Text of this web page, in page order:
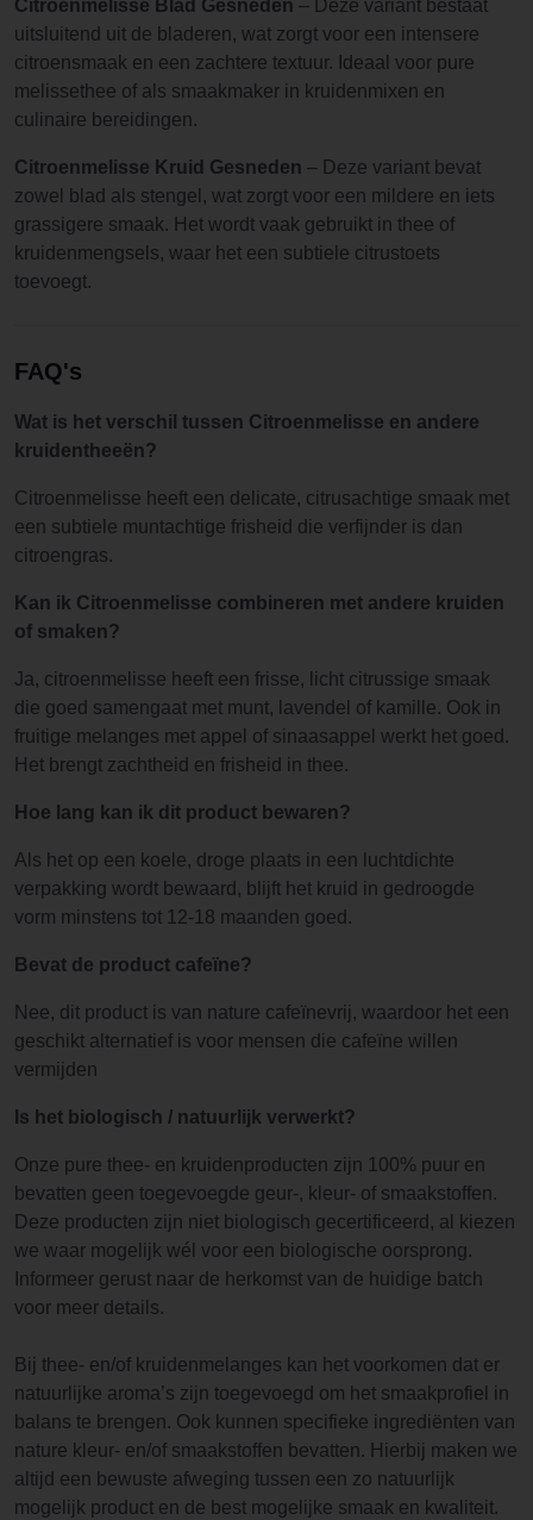
Citroenmelisse Blad Gesneden – Deze variant bestaat
uitsluitend uit de bladeren, wat zorgt voor een intensere
citroensmaak en een zachtere textuur. Ideaal voor pure
melissethee of als smaakmaker in kruidenmixen en
culinaire bereidingen.
Citroenmelisse Kruid Gesneden – Deze variant bevat
zowel blad als stengel, wat zorgt voor een mildere en iets
grassigere smaak. Het wordt vaak gebruikt in thee of
kruidenmengsels, waar het een subtiele citrustoets
toevoegt.
FAQ's
Wat is het verschil tussen Citroenmelisse en andere
kruidentheeën?
Citroenmelisse heeft een delicate, citrusachtige smaak met
een subtiele muntachtige frisheid die verfijnder is dan
citroengras.
Kan ik Citroenmelisse combineren met andere kruiden
of smaken?
Ja, citroenmelisse heeft een frisse, licht citrussige smaak
die goed samengaat met munt, lavendel of kamille. Ook in
fruitige melanges met appel of sinaasappel werkt het goed.
Het brengt zachtheid en frisheid in thee.
Hoe lang kan ik dit product bewaren?
Als het op een koele, droge plaats in een luchtdichte
verpakking wordt bewaard, blijft het kruid in gedroogde
vorm minstens tot 12-18 maanden goed.
Bevat de product cafeïne?
Nee, dit product is van nature cafeïnevrij, waardoor het een
geschikt alternatief is voor mensen die cafeïne willen
vermijden
Is het biologisch / natuurlijk verwerkt?
Onze pure thee- en kruidenproducten zijn 100% puur en
bevatten geen toegevoegde geur-, kleur- of smaakstoffen.
Deze producten zijn niet biologisch gecertificeerd, al kiezen
we waar mogelijk wél voor een biologische oorsprong.
Informeer gerust naar de herkomst van de huidige batch
voor meer details.
Bij thee- en/of kruidenmelanges kan het voorkomen dat er
natuurlijke aroma’s zijn toegevoegd om het smaakprofiel in
balans te brengen. Ook kunnen specifieke ingrediënten van
nature kleur- en/of smaakstoffen bevatten. Hierbij maken we
altijd een bewuste afweging tussen een zo natuurlijk
mogelijk product en de best mogelijke smaak en kwaliteit.